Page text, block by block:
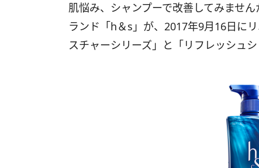
肌悩み、シャンプーで改善してみませ
ランド「h＆s」が、2017年9月16日に
スチャーシリーズ」と「リフレッシュシ